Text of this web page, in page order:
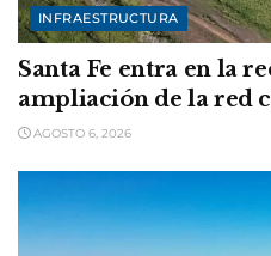
INFRAESTRUCTURA
Santa Fe entra en la
ampliación de la red
AGOSTO 6, 2026